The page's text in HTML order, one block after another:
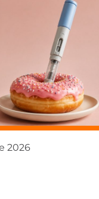
2026